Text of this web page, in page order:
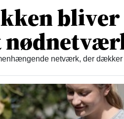
bliver
netværk, der